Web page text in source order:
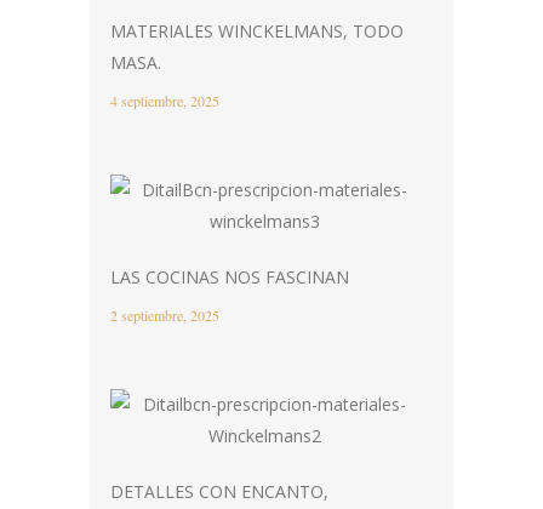
MATERIALES WINCKELMANS, TODO
MASA.
4 septiembre, 2025
LAS COCINAS NOS FASCINAN
2 septiembre, 2025
DETALLES CON ENCANTO,